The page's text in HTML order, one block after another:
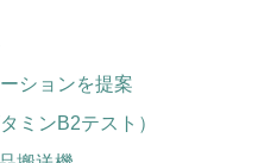
ションを提案
ミンB2テスト）